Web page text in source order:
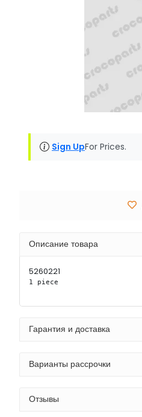
Sign UpFor Prices.
Описание товара
5260221
1 piece
Гарантия и доставка
Варианты рассрочки
Отзывы